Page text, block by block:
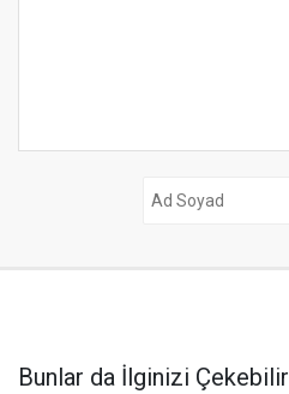
Bunlar da İlginizi Çekebilir